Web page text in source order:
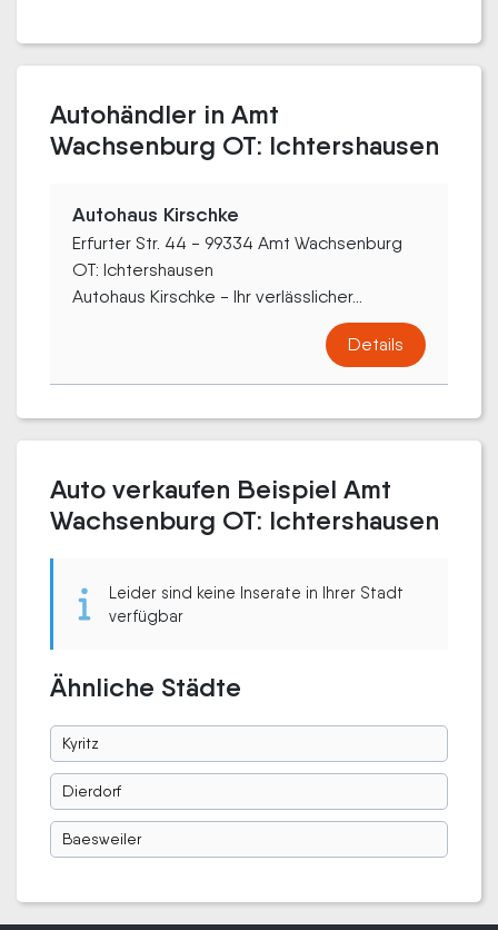
Autohändler in Amt
Wachsenburg OT: Ichtershausen
Autohaus Kirschke
Erfurter Str. 44 - 99334 Amt Wachsenburg
OT: Ichtershausen
Autohaus Kirschke - Ihr verlässlicher...
Details
Auto verkaufen Beispiel Amt
Wachsenburg OT: Ichtershausen
Leider sind keine Inserate in Ihrer Stadt
verfügbar
Ähnliche Städte
Kyritz
Dierdorf
Baesweiler